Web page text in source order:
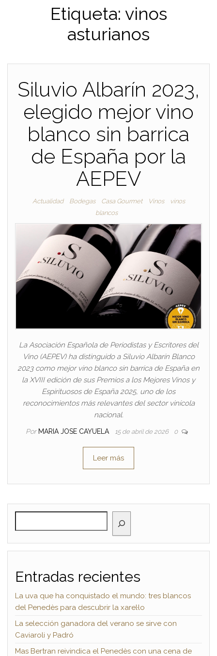
Etiqueta: vinos
asturianos
Siluvio Albarín 2023,
elegido mejor vino
blanco sin barrica
de España por la
AEPEV
Actualidad Bodegas Casa Gourmet Vinos
vinos
blancos
La Asociación Española de Periodistas y Escritores del
Vino (AEPEV) ha distinguido a Siluvio Albarín Blanco
2023 como mejor vino blanco sin barrica de España en
la XVIII edición de sus Premios a los Mejores Vinos y
Espirituosos de España 2025, uno de los
reconocimientos más relevantes del sector vinícola
nacional.
Por MARIA JOSE CAYUELA 15 de abril de 2026 0
Leer más
Entradas recientes
La uva que ha conquistado el mundo: tres blancos
del Penedès para descubrir la xarel·lo
La selección ganadora del verano se sirve con
Caviaroli y Padró
Mas Bertran reivindica el Penedès con una cena de